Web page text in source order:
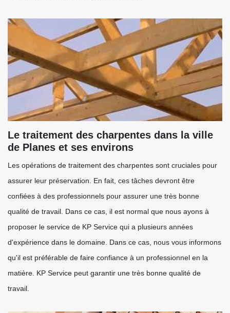
Le traitement des charpentes dans la ville
de Planes et ses environs
Les opérations de traitement des charpentes sont cruciales pour
assurer leur préservation. En fait, ces tâches devront être
confiées à des professionnels pour assurer une très bonne
qualité de travail. Dans ce cas, il est normal que nous ayons à
proposer le service de KP Service qui a plusieurs années
d'expérience dans le domaine. Dans ce cas, nous vous informons
qu'il est préférable de faire confiance à un professionnel en la
matière. KP Service peut garantir une très bonne qualité de
travail.